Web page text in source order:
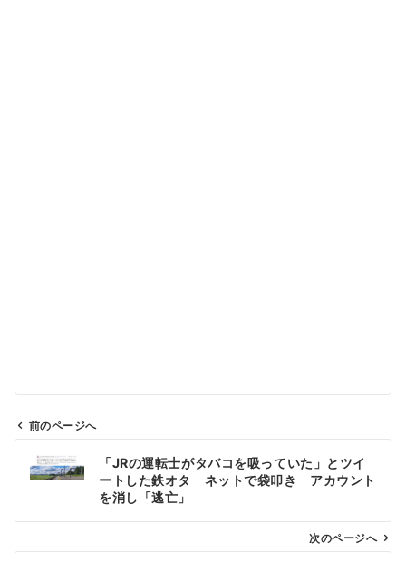
ビ
前のページへ
「JRの運転士がタバコを吸っていた」とツイ
ートした鉄オタ ネットで袋叩き アカウント
を消し「逃亡」
次のページへ